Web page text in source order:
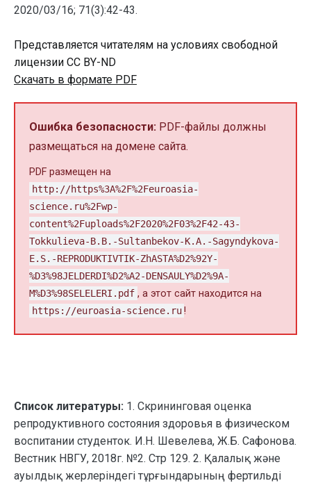
2020/03/16; 71(3):42-43.
Представляется читателям на условиях свободной
лицензии CC BY-ND
Скачать в формате PDF
Ошибка безопасности: PDF-файлы должны
размещаться на домене сайта.
PDF размещен на
http://https%3A%2F%2Feuroasia-
science.ru%2Fwp-
content%2Fuploads%2F2020%2F03%2F42-43-
Tokkulieva-B.B.-Sultanbekov-K.A.-Sagyndykova-
E.S.-REPRODUKTIVTIK-ZhASTA%D2%92Y-
%D3%98JELDERDI%D2%A2-DENSAULY%D2%9A-
M%D3%98SELELERI.pdf , а этот сайт находится на
https://euroasia-science.ru !
Список литературы: 1. Скрининговая оценка
репродуктивного состояния здоровья в физическом
воспитании студенток. И.Н. Шевелева, Ж.Б. Сафонова.
Вестник НВГУ, 2018г. №2. Стр 129. 2. Қалалық және
ауылдық жерлеріндегі тұрғындарының фертильді